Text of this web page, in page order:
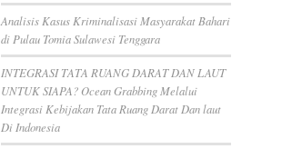
Analisis Kasus Kriminalisasi Masyarakat Bahari
di Pulau Tomia Sulawesi Tenggara
INTEGRASI TATA RUANG DARAT DAN LAUT
UNTUK SIAPA? Ocean Grabbing Melalui
Integrasi Kebijakan Tata Ruang Darat Dan laut
Di Indonesia